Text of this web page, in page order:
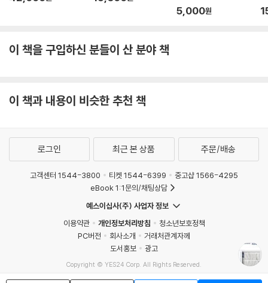
탐구해보면 대단히 친숙하고 일상적인 물리적 범주가 새로운 현상에 대한
다.
극을 잇는 일부 유추를 설명하려면 쉽지 않은 속성 강의와 상당한 상상력
의 도약이 필요하지만, 일단 파악하고 나면 공통의 추상적 핵심이 명확해
-7장 | 순진한 유추 (541쪽)
순진한 수학적 유추는 수학자가 아닌 사람의 머릿속에 평생 자리를 잡고
다.
5,000원
이 책을 구입하신 분들이 산 분야 책
이 책과 내용이 비슷한 추천 책
로그인 최근 본 상품 주문/배송
고객센터 1544-3800 티켓 1544-6399
중고샵 1566-4295
eBook 1:1문의/채팅상담
예스이십사(주) 사업자 정보
이용약관
개인정보처리방침
청소년보호정책
PC버전
회사소개
거래처관계자께
도서홍보
광고
Copyright © YES24 Corp. All Rights Reserved.